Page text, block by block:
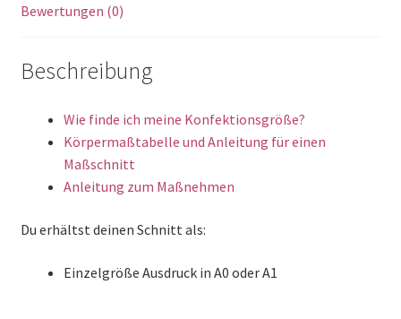
Bewertungen (0)
Beschreibung
Wie finde ich meine Konfektionsgröße?
Körpermaßtabelle und Anleitung für einen
Maßschnitt
Anleitung zum Maßnehmen
Du erhältst deinen Schnitt als:
Einzelgröße Ausdruck in A0 oder A1